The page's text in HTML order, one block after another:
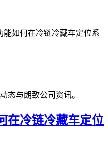
能如何在冷链冷藏车定位系
态与朗致公司资讯。
在冷链冷藏车定位